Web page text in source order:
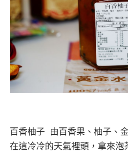
百香柚子 由百香果、柚子、
在這冷冷的天氣裡頭，拿來泡